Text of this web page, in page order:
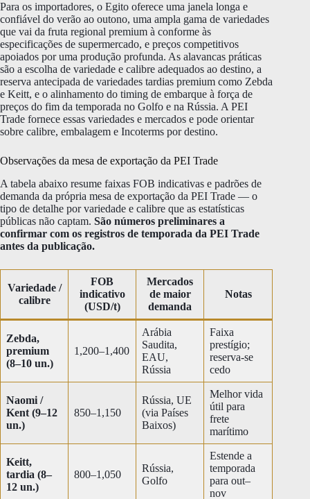
Para os importadores, o Egito oferece uma janela longa e
confiável do verão ao outono, uma ampla gama de variedades
que vai da fruta regional premium à conforme às
especificações de supermercado, e preços competitivos
apoiados por uma produção profunda. As alavancas práticas
são a escolha de variedade e calibre adequados ao destino, a
reserva antecipada de variedades tardias premium como Zebda
e Keitt, e o alinhamento do timing de embarque à força de
preços do fim da temporada no Golfo e na Rússia. A PEI
Trade fornece essas variedades e mercados e pode orientar
sobre calibre, embalagem e Incoterms por destino.
Observações da mesa de exportação da PEI Trade
A tabela abaixo resume faixas FOB indicativas e padrões de
demanda da própria mesa de exportação da PEI Trade — o
tipo de detalhe por variedade e calibre que as estatísticas
públicas não captam. São números preliminares a
confirmar com os registros de temporada da PEI Trade
antes da publicação.
Variedade /
calibre
FOB
indicativo
(USD/t)
Mercados
de maior
demanda
Notas
Zebda,
premium
(8–10 un.)
1,200–1,400
Arábia
Saudita,
EAU,
Rússia
Faixa
prestígio;
reserva-se
cedo
Naomi /
Kent (9–12
un.)
850–1,150
Rússia, UE
(via Países
Baixos)
Melhor vida
útil para
frete
marítimo
Keitt,
tardia (8–
12 un.)
800–1,050
Rússia,
Golfo
Estende a
temporada
para out–
nov